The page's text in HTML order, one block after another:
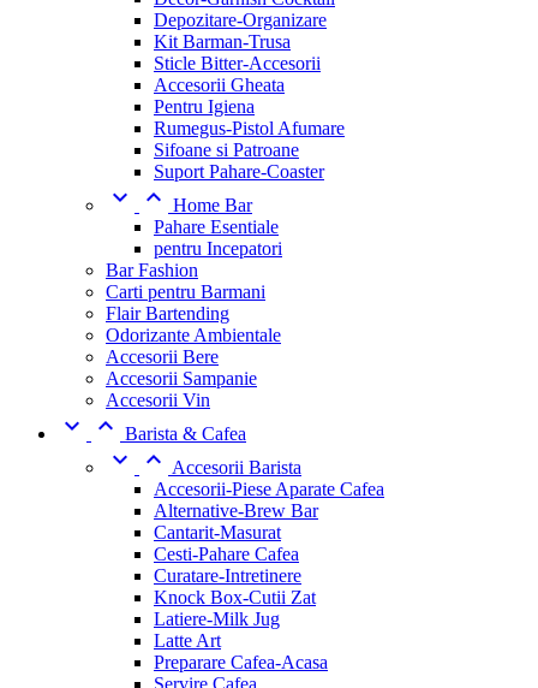
Depozitare-Organizare
Kit Barman-Trusa
Sticle Bitter-Accesorii
Accesorii Gheata
Pentru Igiena
Rumegus-Pistol Afumare
Sifoane si Patroane
Suport Pahare-Coaster
  Home Bar
Pahare Esentiale
pentru Incepatori
Bar Fashion
Carti pentru Barmani
Flair Bartending
Odorizante Ambientale
Accesorii Bere
Accesorii Sampanie
Accesorii Vin
  Barista & Cafea
  Accesorii Barista
Accesorii-Piese Aparate Cafea
Alternative-Brew Bar
Cantarit-Masurat
Cesti-Pahare Cafea
Curatare-Intretinere
Knock Box-Cutii Zat
Latiere-Milk Jug
Latte Art
Preparare Cafea-Acasa
Servire Cafea